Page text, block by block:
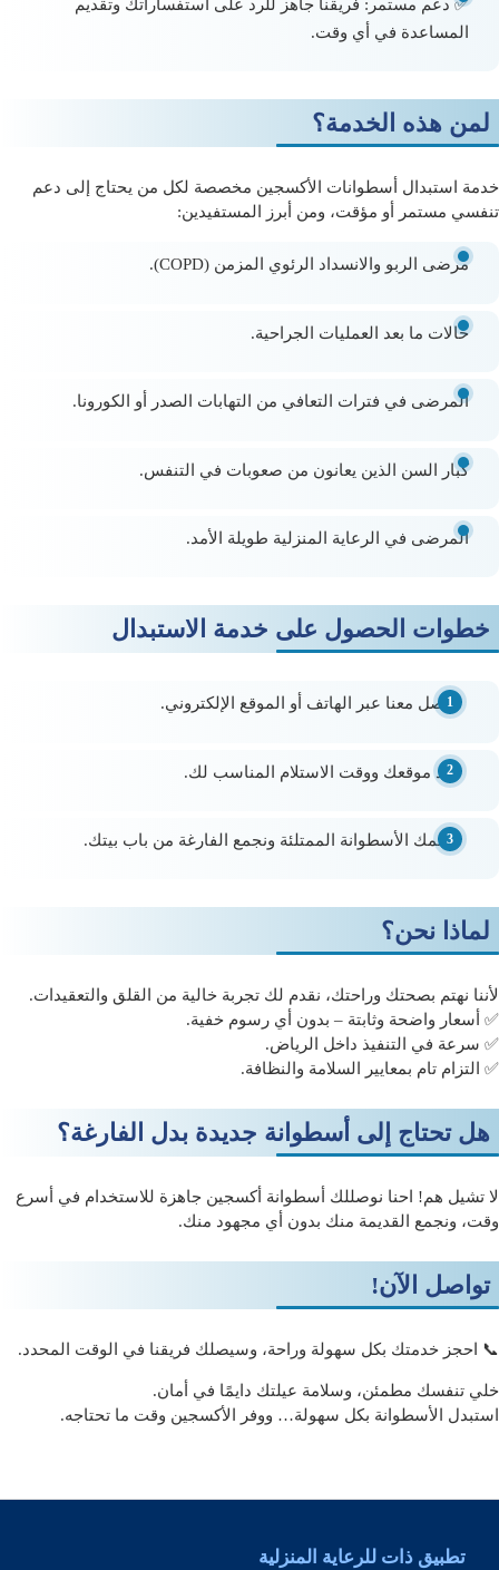
✅ دعم مستمر: فريقنا جاهز للرد على استفساراتك وتقديم
المساعدة في أي وقت.
لمن هذه الخدمة؟
خدمة استبدال أسطوانات الأكسجين مخصصة لكل من يحتاج إلى دعم
تنفسي مستمر أو مؤقت، ومن أبرز المستفيدين:
مرضى الربو والانسداد الرئوي المزمن (COPD).
حالات ما بعد العمليات الجراحية.
المرضى في فترات التعافي من التهابات الصدر أو الكورونا.
كبار السن الذين يعانون من صعوبات في التنفس.
المرضى في الرعاية المنزلية طويلة الأمد.
خطوات الحصول على خدمة الاستبدال
تواصل معنا عبر الهاتف أو الموقع الإلكتروني.
حدد موقعك ووقت الاستلام المناسب لك.
نسلمك الأسطوانة الممتلئة ونجمع الفارغة من باب بيتك.
لماذا نحن؟
لأننا نهتم بصحتك وراحتك، نقدم لك تجربة خالية من القلق والتعقيدات.
✅ أسعار واضحة وثابتة – بدون أي رسوم خفية.
✅ سرعة في التنفيذ داخل الرياض.
✅ التزام تام بمعايير السلامة والنظافة.
هل تحتاج إلى أسطوانة جديدة بدل الفارغة؟
لا تشيل هم! احنا نوصللك أسطوانة أكسجين جاهزة للاستخدام في أسرع
وقت، ونجمع القديمة منك بدون أي مجهود منك.
تواصل الآن!
📞 احجز خدمتك بكل سهولة وراحة، وسيصلك فريقنا في الوقت المحدد.
خلي تنفسك مطمئن، وسلامة عيلتك دايمًا في أمان.
استبدل الأسطوانة بكل سهولة… ووفر الأكسجين وقت ما تحتاجه.
تطبيق ذات للرعاية المنزلية